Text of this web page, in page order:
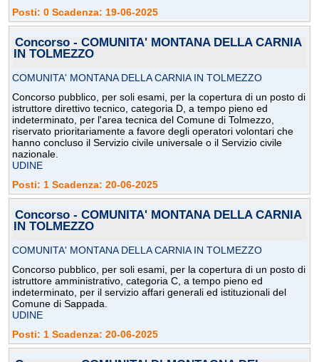
Posti: 0 Scadenza: 19-06-2025
Concorso - COMUNITA' MONTANA DELLA CARNIA
IN TOLMEZZO
COMUNITA' MONTANA DELLA CARNIA IN TOLMEZZO
Concorso pubblico, per soli esami, per la copertura di un posto di
istruttore direttivo tecnico, categoria D, a tempo pieno ed
indeterminato, per l'area tecnica del Comune di Tolmezzo,
riservato prioritariamente a favore degli operatori volontari che
hanno concluso il Servizio civile universale o il Servizio civile
nazionale.
UDINE
Posti: 1 Scadenza: 20-06-2025
Concorso - COMUNITA' MONTANA DELLA CARNIA
IN TOLMEZZO
COMUNITA' MONTANA DELLA CARNIA IN TOLMEZZO
Concorso pubblico, per soli esami, per la copertura di un posto di
istruttore amministrativo, categoria C, a tempo pieno ed
indeterminato, per il servizio affari generali ed istituzionali del
Comune di Sappada.
UDINE
Posti: 1 Scadenza: 20-06-2025